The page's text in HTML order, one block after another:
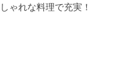
ゃれな料理で充実！